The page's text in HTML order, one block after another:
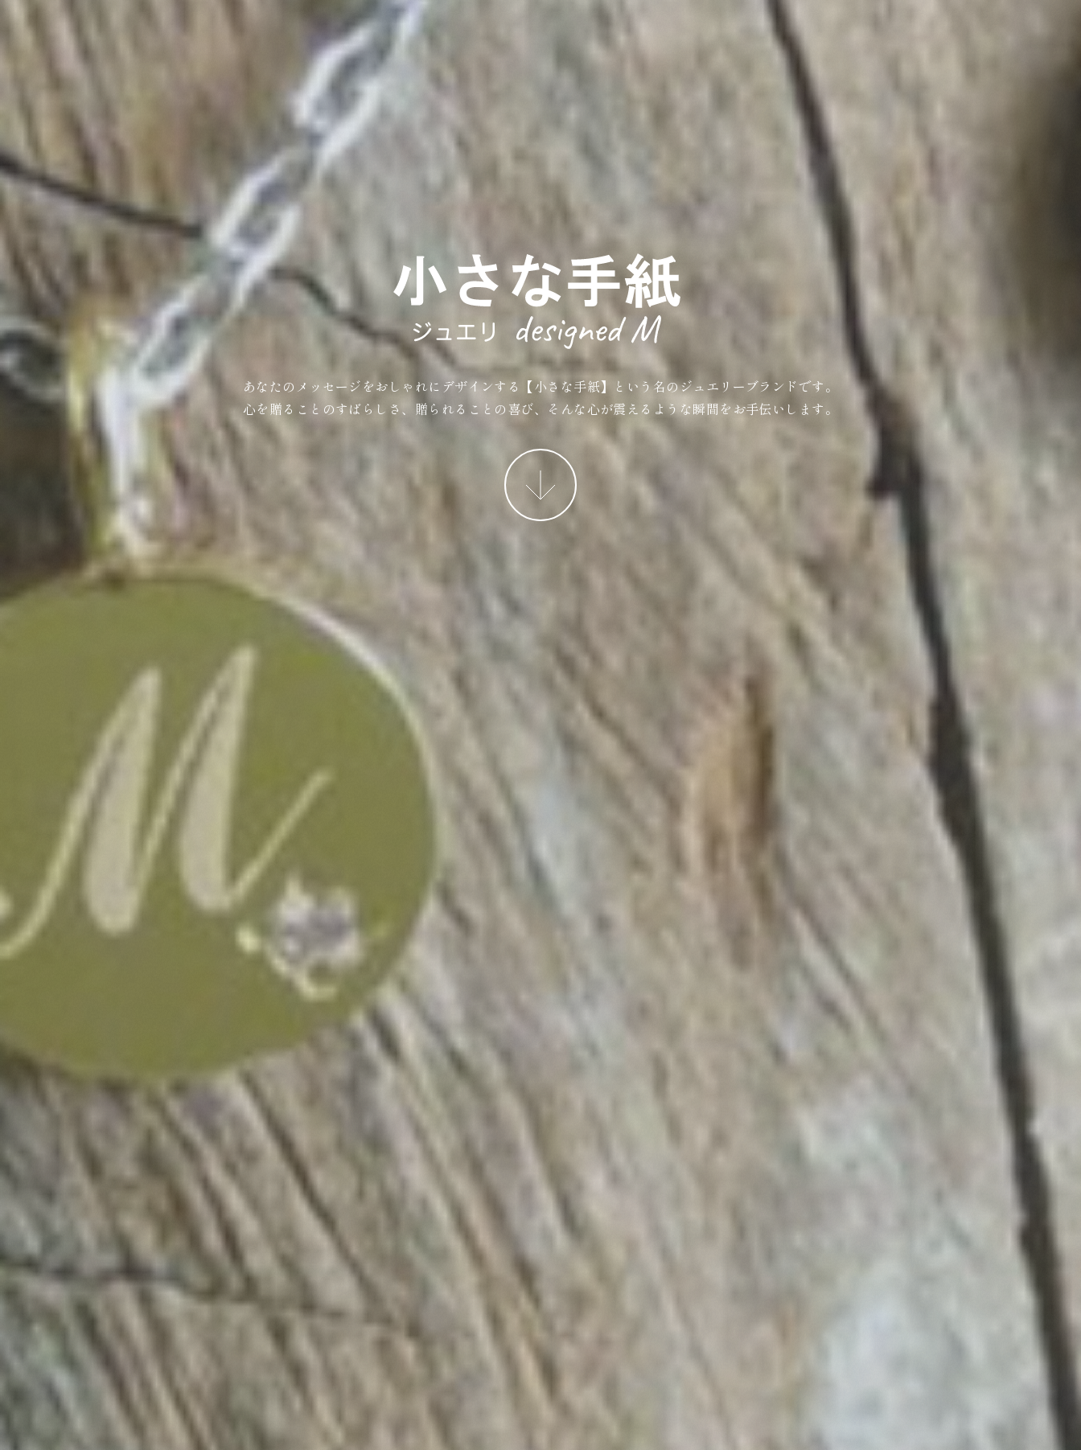
あなたのメッセージをおしゃれにデザインする【小さな手紙】という名のジュエリーブランドです。
心を贈ることのすばらしさ、贈られることの喜び、そんな心が震えるような瞬間をお手伝いします。
More